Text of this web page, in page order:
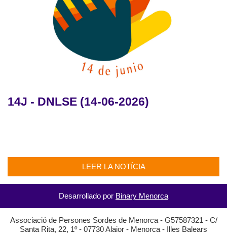
14J - DNLSE (14-06-2026)
LEER LA NOTÍCIA
Desarrollado por Binary Menorca
Associació de Persones Sordes de Menorca - G57587321 - C/
Santa Rita, 22, 1º - 07730 Alaior - Menorca - Illes Balears